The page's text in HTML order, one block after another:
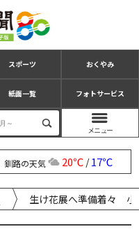
スポーツ おくやみ
紙面一覧 フォトサービス
釧路の天気 20℃/17℃
生け花展へ準備着々 小